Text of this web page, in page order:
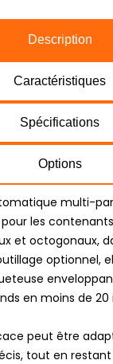
Description
Caractéristiques
Spécifications
Options
multi-
les
et octogonaux,
optionnel,
en moins de 20
peut être
tout en restant